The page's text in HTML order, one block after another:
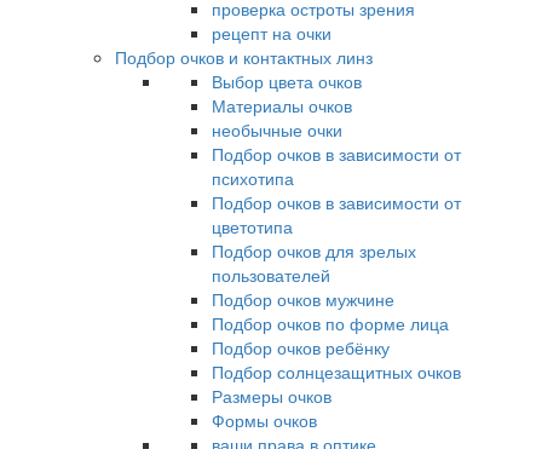
проверка остроты зрения
рецепт на очки
Подбор очков и контактных линз
Выбор цвета очков
Материалы очков
необычные очки
Подбор очков в зависимости от
психотипа
Подбор очков в зависимости от
цветотипа
Подбор очков для зрелых
пользователей
Подбор очков мужчине
Подбор очков по форме лица
Подбор очков ребёнку
Подбор солнцезащитных очков
Размеры очков
Формы очков